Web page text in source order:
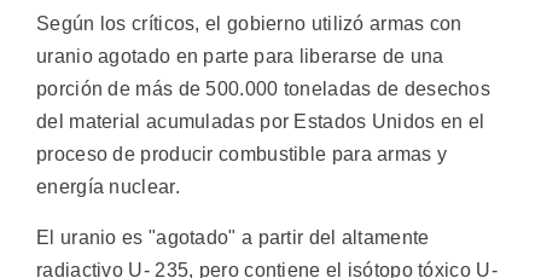
Según los críticos, el gobierno utilizó armas con
uranio agotado en parte para liberarse de una
porción de más de 500.000 toneladas de desechos
del material acumuladas por Estados Unidos en el
proceso de producir combustible para armas y
energía nuclear.
El uranio es "agotado" a partir del altamente
radiactivo U- 235, pero contiene el isótopo tóxico U-